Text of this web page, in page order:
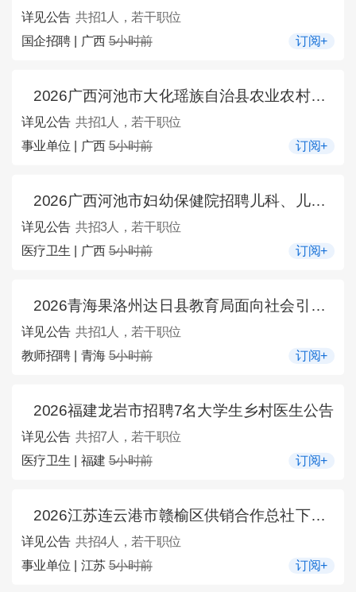
详见公告 共招1人，若干职位
国企招聘 | 广西 5小时前 订阅+
2026广西河池市大化瑶族自治县农业农村局招募特聘农技员1人公告
详见公告 共招1人，若干职位
事业单位 | 广西 5小时前 订阅+
2026广西河池市妇幼保健院招聘儿科、儿童保健科医师3人公告
详见公告 共招3人，若干职位
医疗卫生 | 广西 5小时前 订阅+
2026青海果洛州达日县教育局面向社会引进果育英才学校校长1人公告
详见公告 共招1人，若干职位
教师招聘 | 青海 5小时前 订阅+
2026福建龙岩市招聘7名大学生乡村医生公告
详见公告 共招7人，若干职位
医疗卫生 | 福建5小时前 订阅+
2026江苏连云港市赣榆区供销合作总社下属连云港市赣榆烟花爆竹专营公司对外招聘4人公告
详见公告 共招4人，若干职位
事业单位 | 江苏5小时前 订阅+